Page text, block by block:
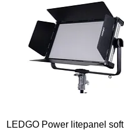
Snel overzicht
LEDGO Power litepanel soft